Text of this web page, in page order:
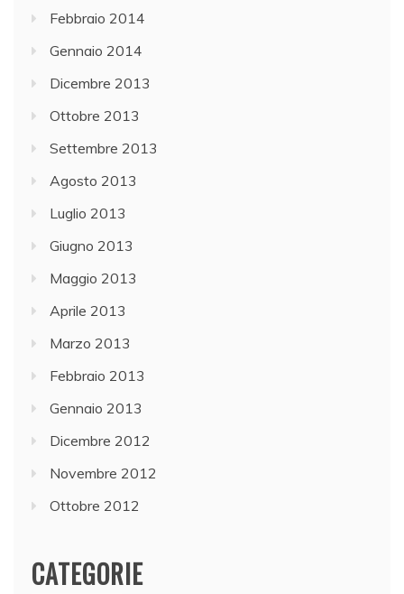
Febbraio 2014
Gennaio 2014
Dicembre 2013
Ottobre 2013
Settembre 2013
Agosto 2013
Luglio 2013
Giugno 2013
Maggio 2013
Aprile 2013
Marzo 2013
Febbraio 2013
Gennaio 2013
Dicembre 2012
Novembre 2012
Ottobre 2012
CATEGORIE